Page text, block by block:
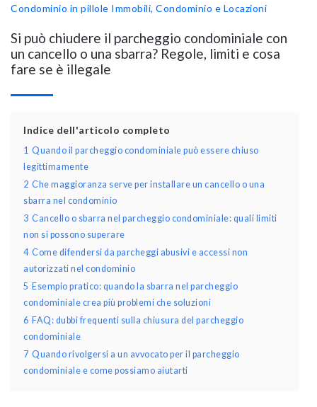
Condominio in pillole Immobili, Condominio e Locazioni
Si può chiudere il parcheggio condominiale con
un cancello o una sbarra? Regole, limiti e cosa
fare se è illegale
Indice dell'articolo completo
1 Quando il parcheggio condominiale può essere chiuso
legittimamente
2 Che maggioranza serve per installare un cancello o una
sbarra nel condominio
3 Cancello o sbarra nel parcheggio condominiale: quali limiti
non si possono superare
4 Come difendersi da parcheggi abusivi e accessi non
autorizzati nel condominio
5 Esempio pratico: quando la sbarra nel parcheggio
condominiale crea più problemi che soluzioni
6 FAQ: dubbi frequenti sulla chiusura del parcheggio
condominiale
7 Quando rivolgersi a un avvocato per il parcheggio
condominiale e come possiamo aiutarti